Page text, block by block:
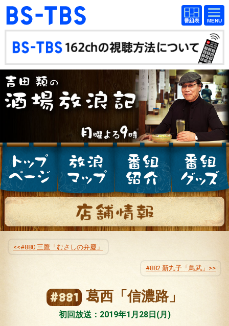
BS-TBS
番組
表
BS-TBS
番組
表
ドラマ 映画
紀行 報道
教養 スポーツ
音楽 エンタメ
ファンクラブ
検索
視聴方法 4K放送
イベント ショッピング
公式SNS プレゼント
ご意見・ご感想
#880 三鷹「むさしの弁慶」
#882 新丸子「鳥武」
#881 葛西「信濃路」
初回放送：2019年1月28日(月)